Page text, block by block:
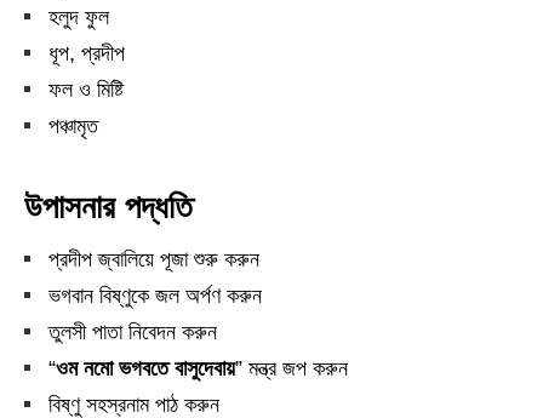
হলুদ ফুল
ধূপ, প্রদীপ
ফল ও মিষ্টি
পঞ্চামৃত
উপাসনার পদ্ধতি
প্রদীপ জ্বালিয়ে পূজা শুরু করুন
ভগবান বিষ্ণুকে জল অর্পণ করুন
তুলসী পাতা নিবেদন করুন
“ওম নমো ভগবতে বাসুদেবায়” মন্ত্র জপ করুন
বিষ্ণু সহস্রনাম পাঠ করুন